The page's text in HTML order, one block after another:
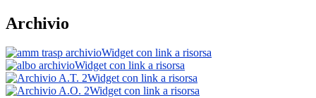
Archivio
Widget con link a risorsa
Widget con link a risorsa
Widget con link a risorsa
Widget con link a risorsa